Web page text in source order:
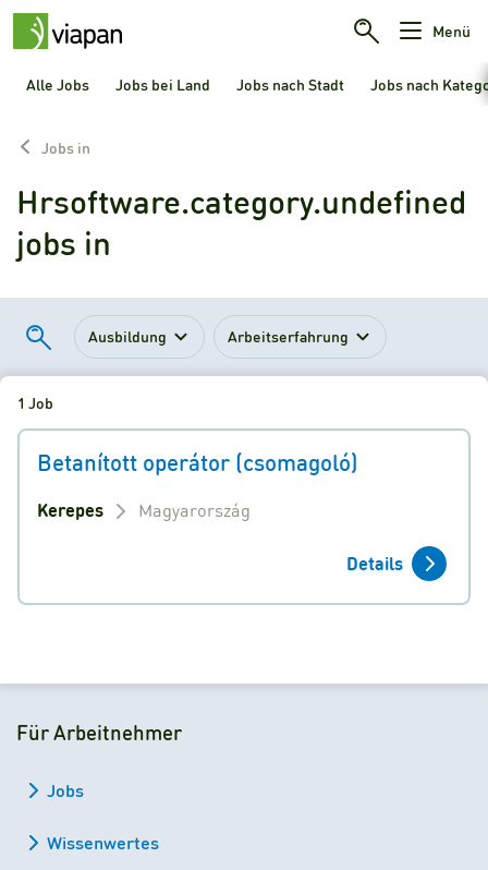
Menü
Alle Jobs Jobs bei Land Jobs nach Stadt Jobs nach
Jobs in
Hrsoftware.category.undefined
jobs in
Ausbildung Arbeitserfahrung
1 Job
Betanított operátor (csomagoló)
Kerepes Magyarország
Details
Für Arbeitnehmer
Jobs
Wissenwertes